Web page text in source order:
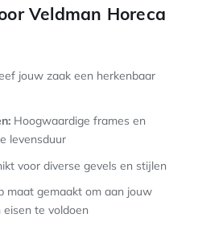
Veldman Horeca
jouw zaak een herkenbaar
Hoogwaardige frames en
levensduur
voor diverse gevels en stijlen
maat gemaakt om aan jouw
te voldoen